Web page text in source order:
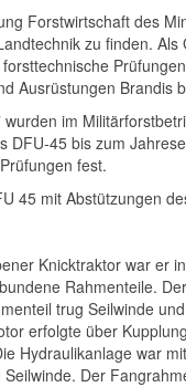
Forstwirtschaft des
zu finden.
Ausrüstungen Brandis
wurden im
DFU-45 bis zum
fest.
45 mit Abstützungen
Knicktraktor war er
Rahmenteile.
trug Seilwinde
erfolgte über
Hydraulikanlage war
Seilwinde. Der